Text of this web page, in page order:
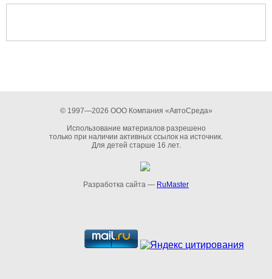
© 1997—2026 ООО Компания «АвтоСреда»
Использование материалов разрешено
только при наличии активных ссылок на источник.
Для детей старше 16 лет.
Разработка сайта — RuMaster